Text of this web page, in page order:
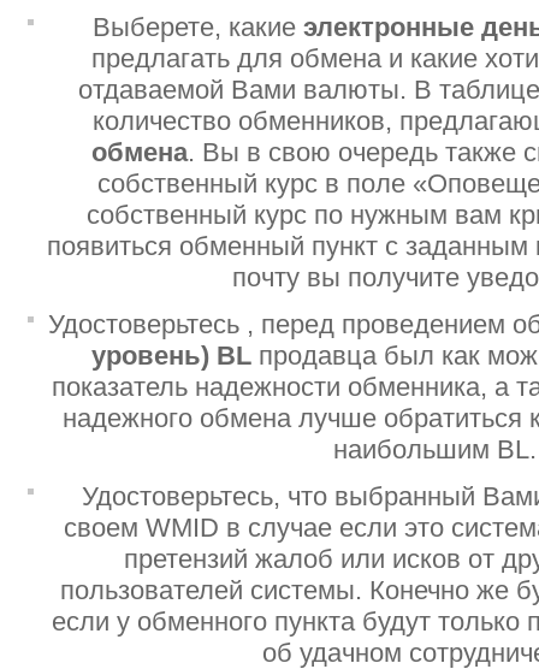
Выберете, какие электронные
предлагать для обмена и какие
отдаваемой Вами валюты. В таблице
количество обменников,
обмена. Вы в свою очередь также
собственный курс в поле
собственный курс по нужным вам
появиться обменный пункт с заданным
почту вы получите
Удостоверьтесь , перед проведением
уровень) BL продавца был как
показатель надежности обменника, а
надежного обмена лучше
наибольшим BL.
Удостоверьтесь, что выбранный
своем WMID в случае если это
претензий жалоб или исков от
пользователей системы. Конечно же
если у обменного пункта будут
об удачном